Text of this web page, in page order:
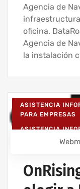
Agencia de
oficina.
Agencia de
la instalación
ASISTENCIA
PARA EMPRESAS
ASISTENCIA
CONTRATO DE
INSTALACIÓN DE